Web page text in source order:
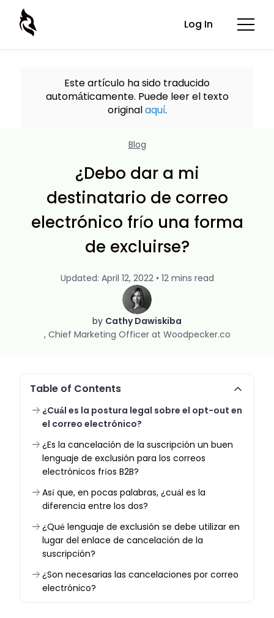
Log In
Este artículo ha sido traducido
automáticamente. Puede leer el texto
originalaquí.
Blog
¿Debo dar a mi
destinatario de correo
electrónico frío una forma
de excluirse?
by Cathy Dawiskiba
Chief Marketing Officer at Woodpecker.co
Updated: April 12, 2022 • 12 mins read
Table of Contents
¿Cuál es la postura legal sobre el opt-out en
el correo electrónico?
¿Es la cancelación de la suscripción un buen
lenguaje de exclusión para los correos
electrónicos fríos B2B?
Así que, en pocas palabras, ¿cuál es la
diferencia entre los dos?
¿Qué lenguaje de exclusión se debe utilizar en
lugar del enlace de cancelación de la
suscripción?
¿Son necesarias las cancelaciones por correo
electrónico?